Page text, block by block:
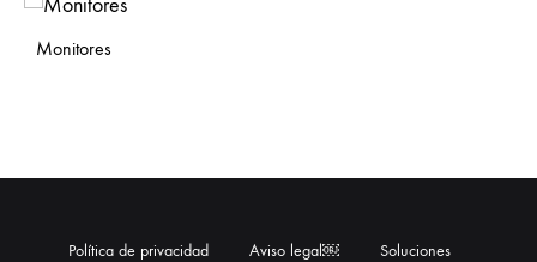
Monitores
Política de privacidad Aviso legal￼
Soluciones